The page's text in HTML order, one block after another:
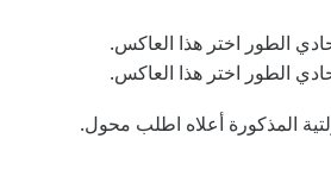
المذكورة أعلاه اطلب محول.